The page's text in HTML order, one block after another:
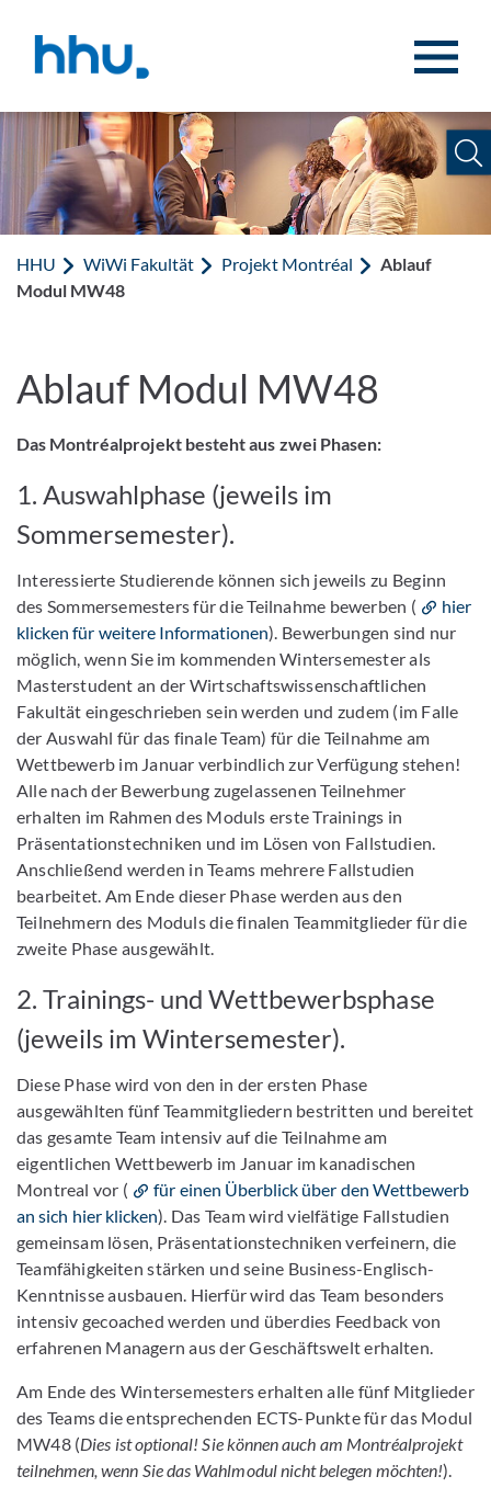
HHU WiWi Fakultät Projekt Montréal
Ablauf
Modul MW48
Ablauf Modul MW48
Das Montréalprojekt besteht aus zwei Phasen:
1. Auswahlphase (jeweils im
Sommersemester).
Interessierte Studierende können sich jeweils zu Beginn
des Sommersemesters für die Teilnahme bewerben (
hier
klicken für weitere Informationen). Bewerbungen sind nur
möglich, wenn Sie im kommenden Wintersemester als
Masterstudent an der Wirtschaftswissenschaftlichen
Fakultät eingeschrieben sein werden und zudem (im Falle
der Auswahl für das finale Team) für die Teilnahme am
Wettbewerb im Januar verbindlich zur Verfügung stehen!
Alle nach der Bewerbung zugelassenen Teilnehmer
erhalten im Rahmen des Moduls erste Trainings in
Präsentationstechniken und im Lösen von Fallstudien.
Anschließend werden in Teams mehrere Fallstudien
bearbeitet. Am Ende dieser Phase werden aus den
Teilnehmern des Moduls die finalen Teammitglieder für die
zweite Phase ausgewählt.
2. Trainings- und Wettbewerbsphase
(jeweils im Wintersemester).
Diese Phase wird von den in der ersten Phase
ausgewählten fünf Teammitgliedern bestritten und bereitet
das gesamte Team intensiv auf die Teilnahme am
eigentlichen Wettbewerb im Januar im kanadischen
Montreal vor (
für einen Überblick über den Wettbewerb
an sich hier klicken). Das Team wird vielfätige Fallstudien
gemeinsam lösen, Präsentationstechniken verfeinern, die
Teamfähigkeiten stärken und seine Business-Englisch-
Kenntnisse ausbauen. Hierfür wird das Team besonders
intensiv gecoached werden und überdies Feedback von
erfahrenen Managern aus der Geschäftswelt erhalten.
Am Ende des Wintersemesters erhalten alle fünf Mitglieder
des Teams die entsprechenden ECTS-Punkte für das Modul
MW48 (Dies ist optional! Sie können auch am Montréalprojekt
teilnehmen, wenn Sie das Wahlmodul nicht belegen möchten!).